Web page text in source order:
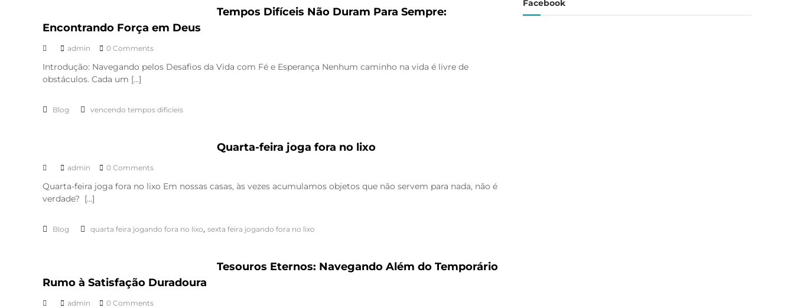
Tempos Difíceis Não Duram Para Sempre:
Encontrando Força em Deus
admin 0 Comments
Introdução: Navegando pelos Desafios da Vida com Fé e Esperança Nenhum caminho na vida é livre de
obstáculos. Cada um […]
Blog vencendo tempos dificieis
Quarta-feira joga fora no lixo
admin 0 Comments
Quarta-feira joga fora no lixo Em nossas casas, às vezes acumulamos objetos que não servem para nada, não é
verdade? […]
Blog quarta feira jogando fora no lixo, sexta feira jogando fora no lixo
Tesouros Eternos: Navegando Além do Temporário
Rumo à Satisfação Duradoura
admin 0 Comments
Facebook